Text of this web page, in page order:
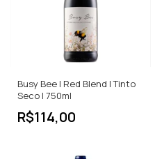
Busy Bee | Red Blend | Tinto
Seco | 750ml
R$114,00